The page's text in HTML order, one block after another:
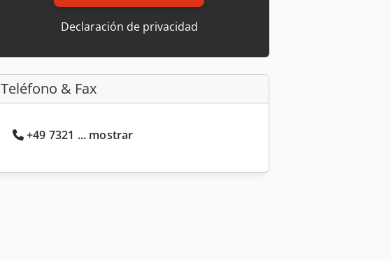
Declaración de privacidad
Teléfono & Fax
+49 7321 ... mostrar